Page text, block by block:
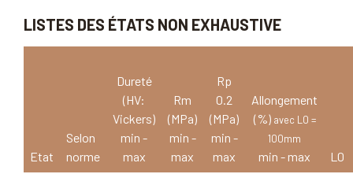
LISTES DES ÉTATS NON EXHAUSTIVE
Etat
Selon
norme
Dureté
(HV:
Vickers)
min -
max
Rm
(MPa)
min -
max
Rp
0.2
(MPa)
min -
max
Allongement
(%) avec L0 =
100mm
min - max L0